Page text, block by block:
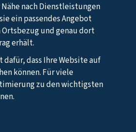
nach Dienstleistungen
ein passendes Angebot
und genau dort
erhält.
dafür, dass Ihre Website auf
können. Für viele
zu den wichtigsten